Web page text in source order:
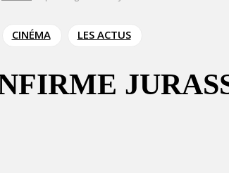
CINÉMA LES ACTUS